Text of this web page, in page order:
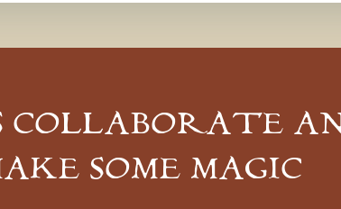
COLLABORATE
SOME MAGIC